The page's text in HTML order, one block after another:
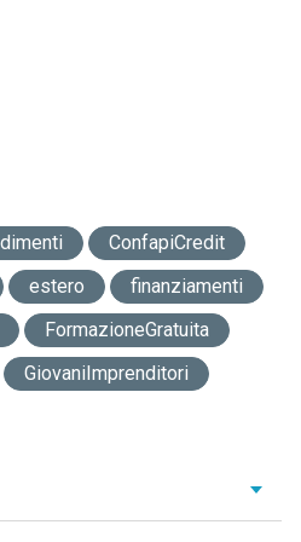
ConfapiCredit
estero
finanziamenti
FormazioneGratuita
GiovaniImprenditori